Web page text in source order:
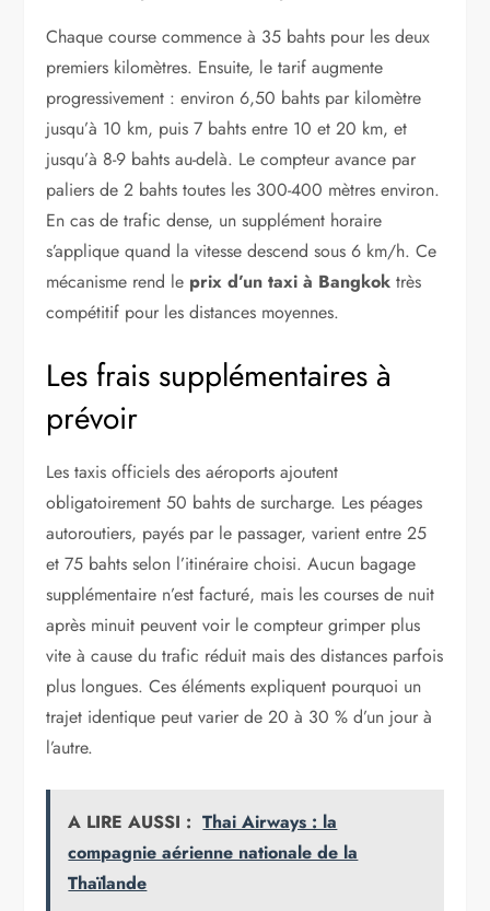
Chaque course commence à 35 bahts pour les deux
premiers kilomètres. Ensuite, le tarif augmente
progressivement : environ 6,50 bahts par kilomètre
jusqu’à 10 km, puis 7 bahts entre 10 et 20 km, et
jusqu’à 8-9 bahts au-delà. Le compteur avance par
paliers de 2 bahts toutes les 300-400 mètres environ.
En cas de trafic dense, un supplément horaire
s’applique quand la vitesse descend sous 6 km/h. Ce
mécanisme rend le prix d’un taxi à Bangkok très
compétitif pour les distances moyennes.
Les frais supplémentaires à
prévoir
Les taxis officiels des aéroports ajoutent
obligatoirement 50 bahts de surcharge. Les péages
autoroutiers, payés par le passager, varient entre 25
et 75 bahts selon l’itinéraire choisi. Aucun bagage
supplémentaire n’est facturé, mais les courses de nuit
après minuit peuvent voir le compteur grimper plus
vite à cause du trafic réduit mais des distances parfois
plus longues. Ces éléments expliquent pourquoi un
trajet identique peut varier de 20 à 30 % d’un jour à
l’autre.
A LIRE AUSSI : Thai Airways : la
compagnie aérienne nationale de la
Thaïlande